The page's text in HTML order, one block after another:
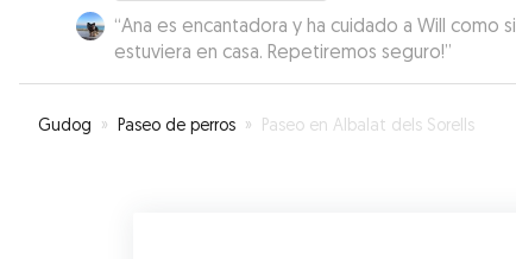
“Ana es encantadora y ha cuidado a Will como si
estuviera en casa. Repetiremos seguro!”
Gudog » Paseo de perros » Paseo en Albalat dels Sorells